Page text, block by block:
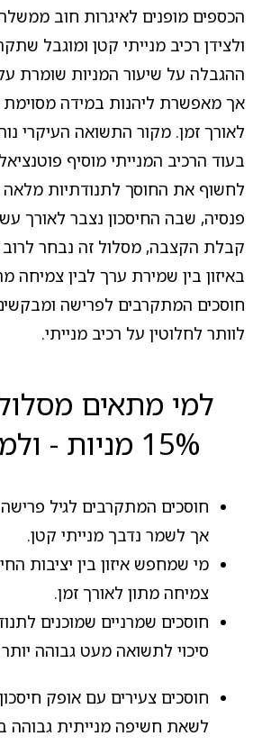
הכספים מופנים לאיגרות חוב
ההגבלה על שיעור המניות שומרת
אך מאפשרת ליהנות במידה
לאורך זמן. מקור התשואה העיקרי
בעוד הרכיב המנייתי מוסיף
לחשוף את החוסך לתנודתיות מלאה
פנסיה, שבה החיסכון נצבר לאורך
קבלת הקצבה, מסלול זה נבחר לרוב
באיזון בין שמירת ערך לבין צמיחה
חוסכים המתקרבים לפרישה
לוותר לחלוטין על רכיב מנייתי.
למי מתאים
15% מניות - ולמי פחות?
חוסכים המתקרבים לגיל
אך לשמר נדבך מנייתי קטן.
מי שמחפש איזון בין יציבות
צמיחה מתון לאורך זמן.
חוסכים שמרניים שמוכנים
סיכוי לתשואה מעט גבוהה
חוסכים צעירים עם אופק
לשאת חשיפה מנייתית גבוהה